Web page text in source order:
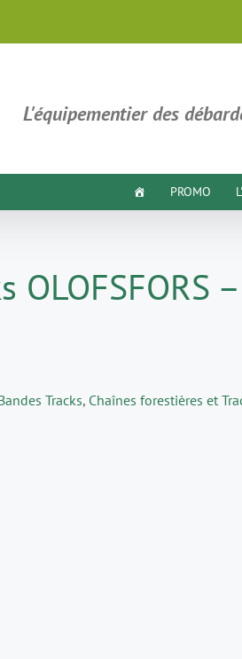
L'équipementier des
PROMO
OLOFSFORS
Tracks, Chaînes forestières et